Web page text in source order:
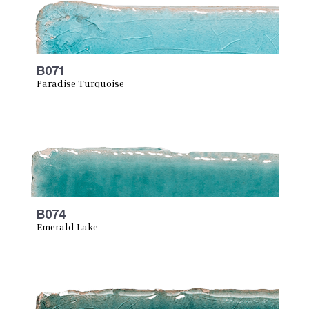
B071
Paradise Turquoise
B074
Emerald Lake